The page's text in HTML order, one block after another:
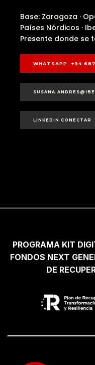
Base: Zaragoza ·
Países Nórdicos ·
Presente donde se
WHATSAPP +34
LINKEDIN CONECTAR
PROGRAMA KIT
FONDOS NEXT
DE